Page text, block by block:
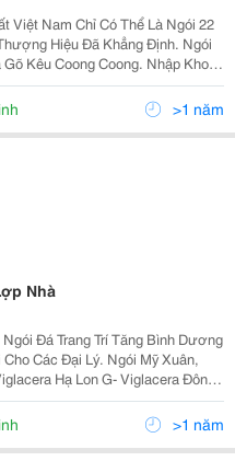
Việt Nam Chỉ Có Thể Là Ngói 22
Hiệu Đã Khẳng Định. Ngói
Coong Coong. Nhập Kho
Tại Tp.hcm
P/Ngoi-Ha-Long.html>1 năm
Nhà
Đá Trang Trí Tăng Bình Dương
Đại Lý. Ngói Mỹ Xuân,
Hạ Lon G- Viglacera Đông
My-Xuan.htm
>1 năm